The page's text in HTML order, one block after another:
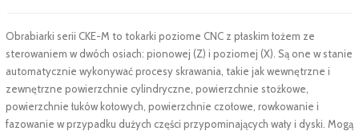
Obrabiarki serii CKE-M to tokarki poziome CNC z płaskim łożem ze
sterowaniem w dwóch osiach: pionowej (Z) i poziomej (X). Są one w stanie
automatycznie wykonywać procesy skrawania, takie jak wewnętrzne i
zewnętrzne powierzchnie cylindryczne, powierzchnie stożkowe,
powierzchnie łuków kołowych, powierzchnie czołowe, rowkowanie i
fazowanie w przypadku dużych części przypominających wały i dyski. Mogą